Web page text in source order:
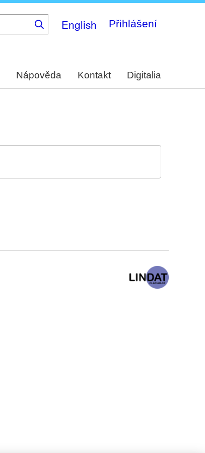
English Přihlášení
Nápověda Kontakt Digitalia